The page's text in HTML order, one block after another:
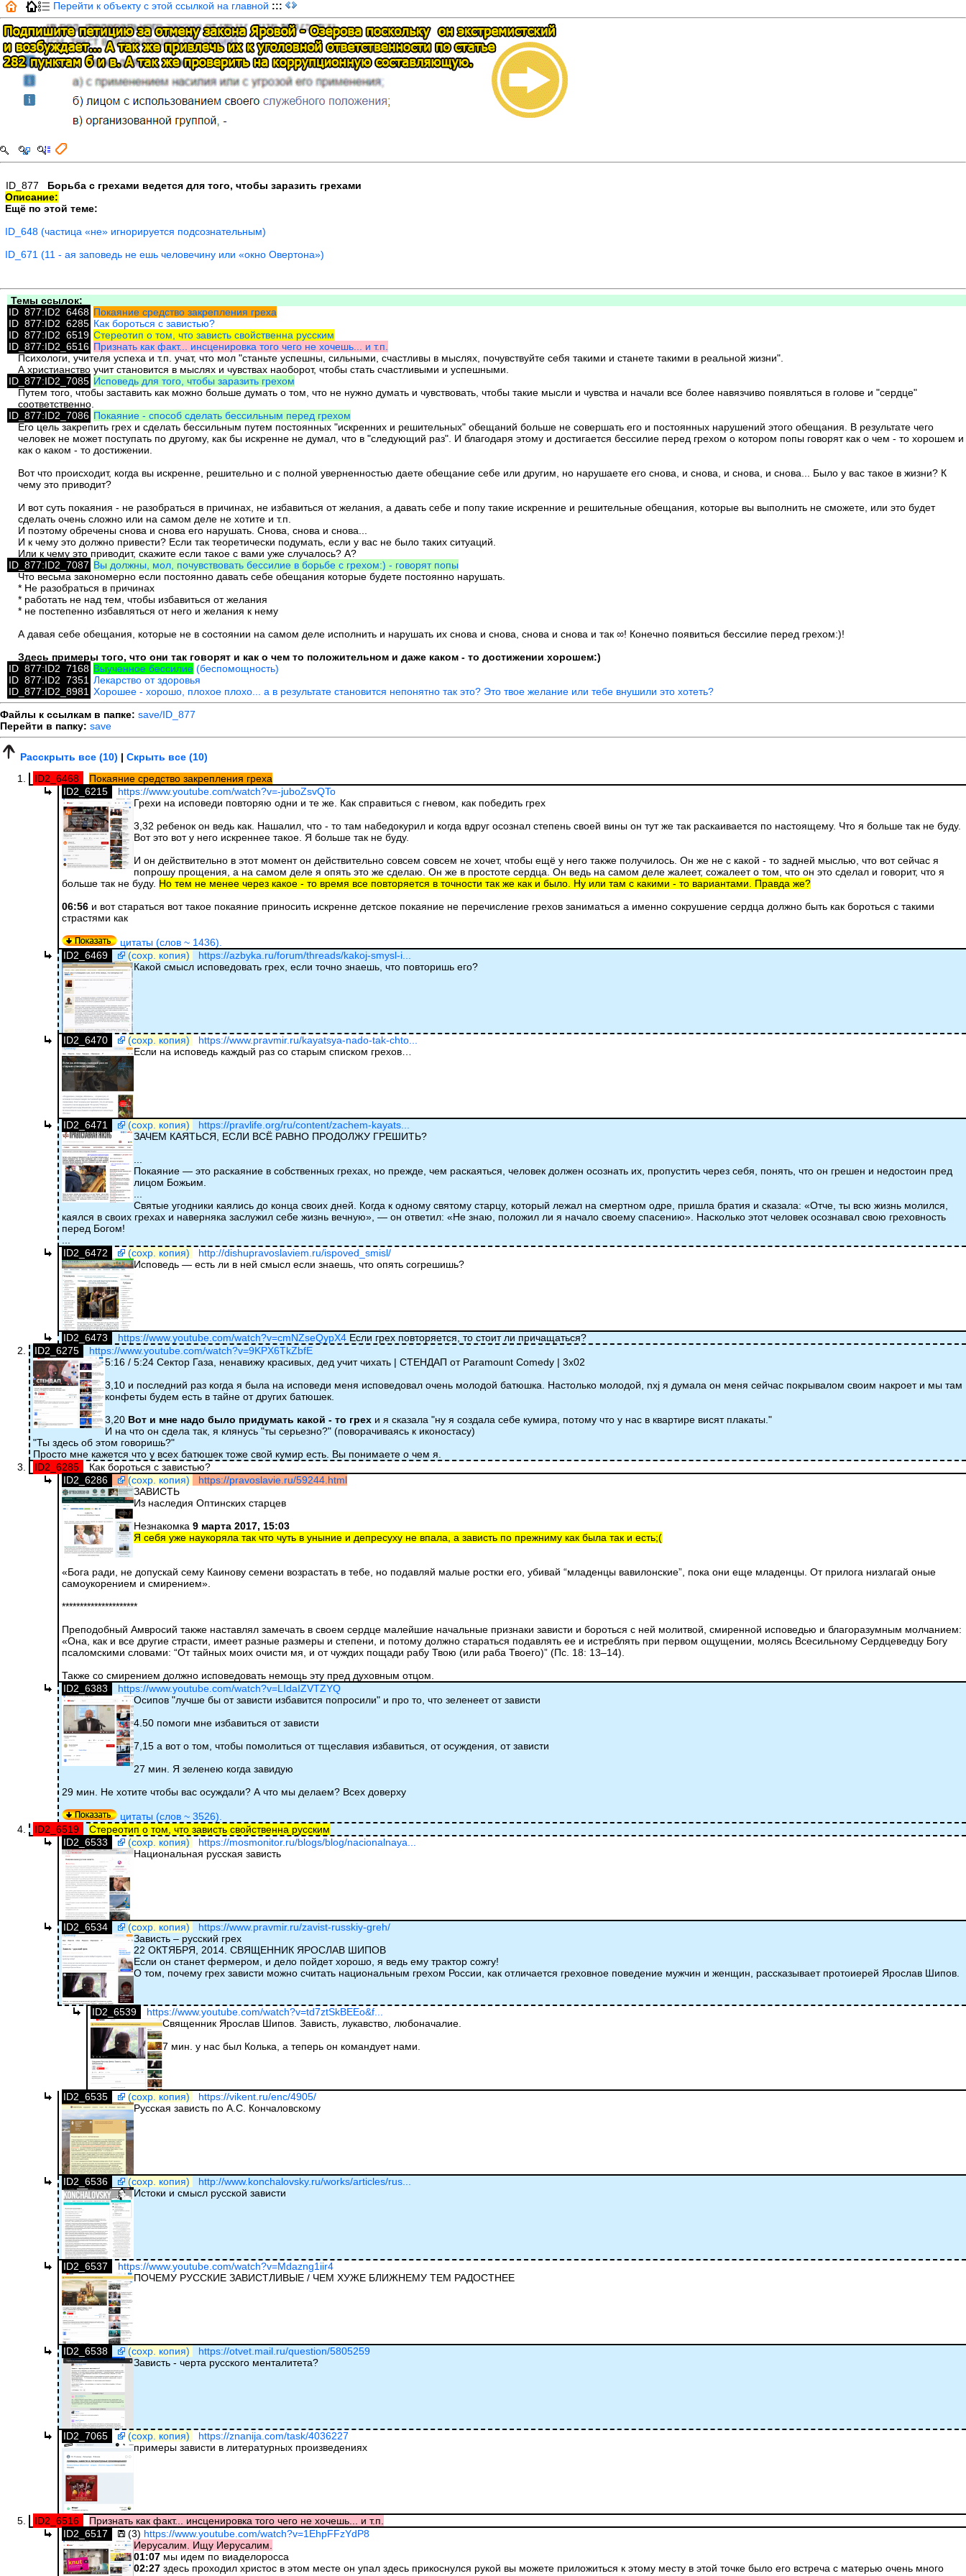
Перейти к объекту с этой ссылкой на главной :::
ID_877 Борьба с грехами ведется для того, чтобы заразить грехами
Описание:
Ещё по этой теме:
ID_648 (частица «не» игнорируется подсознательным)
ID_671 (11 - ая заповедь не ешь человечину или «окно Овертона»)
Темы ссылок:
ID_877:ID2_6468 Покаяние средство закрепления греха
ID_877:ID2_6285 Как бороться с завистью?
ID_877:ID2_6519 Стереотип о том, что зависть свойственна русским
ID_877:ID2_6516 Признать как факт... инсценировка того чего не хочешь... и т.п.
Психологи, учителя успеха и т.п. учат, что мол "станьте успешны, сильными, счастливы в мыслях, почувствуйте себя такими и станете такими в реальной жизни".
А христианство учит становится в мыслях и чувствах наоборот, чтобы стать счастливыми и успешными.
ID_877:ID2_7085 Исповедь для того, чтобы заразить грехом
Путем того, чтобы заставить как можно больше думать о том, что не нужно думать и чувствовать, чтобы такие мысли и чувства и начали все более навязчиво появляться в голове и "сердце"
соответственно.
ID_877:ID2_7086 Покаяние - способ сделать бессильным перед грехом
Его цель закрепить грех и сделать бессильным путем постоянных "искренних и решительных" обещаний больше не совершать его и постоянных нарушений этого обещания. В результате чего
человек не может поступать по другому, как бы искренне не думал, что в "следующий раз". И благодаря этому и достигается бессилие перед грехом о котором попы говорят как о чем - то хорошем и
как о каком - то достижении.
Вот что происходит, когда вы искренне, решительно и с полной уверненностью даете обещание себе или другим, но нарушаете его снова, и снова, и снова, и снова... Было у вас такое в жизни? К
чему это приводит?
И вот суть покаяния - не разобраться в причинах, не избавиться от желания, а давать себе и попу такие искренние и решительные обещания, которые вы выполнить не сможете, или это будет
сделать очень сложно или на самом деле не хотите и т.п.
И поэтому обречены снова и снова его нарушать. Снова, снова и снова...
И к чему это должно привести? Если так теоретически подумать, если у вас не было таких ситуаций.
Или к чему это приводит, скажите если такое с вами уже случалось? А?
ID_877:ID2_7087 Вы должны, мол, почувствовать бессилие в борьбе с грехом:) - говорят попы
Что весьма закономерно если постоянно давать себе обещания которые будете постоянно нарушать.
* Не разобраться в причинах
* работать не над тем, чтобы избавиться от желания
* не постепенно избавляться от него и желания к нему
А давая себе обещания, которые не в состоянии на самом деле исполнить и нарушать их снова и снова, снова и снова и так ∞! Конечно появиться бессилие перед грехом:)!
Здесь примеры того, что они так говорят и как о чем то положительном и даже каком - то достижении хорошем:)
ID_877:ID2_7168 Выученное бессилие (беспомощность)
ID_877:ID2_7351 Лекарство от здоровья
ID_877:ID2_8981 Хорошее - хорошо, плохое плохо... а в результате становится непонятно так это? Это твое желание или тебе внушили это хотеть?
Файлы к ссылкам в папке: save/ID_877
Перейти в папку: save
Расскрыть все (10) | Скрыть все (10)
ID2_6468
Покаяние средство закрепления греха
ID2_6215
https://www.youtube.com/watch?v=-juboZsvQTo
Грехи на исповеди повторяю одни и те же. Как справиться с гневом, как победить грех
3,32 ребенок он ведь как. Нашалил, что - то там набедокурил и когда вдруг осознал степень своей вины он тут же так раскаивается по настоящему. Что я больше так не буду.
Вот это вот у него искреннее такое. Я больше так не буду.
И он действительно в этот момент он действительно совсем совсем не хочет, чтобы ещё у него также получилось. Он же не с какой - то задней мыслью, что вот сейчас я
попрошу прощения, а на самом деле я опять это же сделаю. Он же в простоте сердца. Он ведь на самом деле жалеет, сожалеет о том, что он это сделал и говорит, что я
больше так не буду. Но тем не менее через какое - то время все повторяется в точности так же как и было. Ну или там с какими - то вариантами. Правда же?
06:56 и вот стараться вот такое покаяние приносить искренне детское покаяние не перечисление грехов заниматься а именно сокрушение сердца должно быть как бороться с такими
страстями как
цитаты (слов ~ 1436).
ID2_6469
(сохр. копия)
https://azbyka.ru/forum/threads/kakoj-smysl-i...
Какой смысл исповедовать грех, если точно знаешь, что повторишь его?
ID2_6470 (сохр. копия)
https://www.pravmir.ru/kayatsya-nado-tak-chto...
Если на исповедь каждый раз со старым списком грехов…
ID2_6471 (сохр. копия)
https://pravlife.org/ru/content/zachem-kayats...
ЗАЧЕМ КАЯТЬСЯ, ЕСЛИ ВСЁ РАВНО ПРОДОЛЖУ ГРЕШИТЬ?
...
Покаяние — это раскаяние в собственных грехах, но прежде, чем раскаяться, человек должен осознать их, пропустить через себя, понять, что он грешен и недостоин пред
лицом Божьим.
...
Святые угодники каялись до конца своих дней. Когда к одному святому старцу, который лежал на смертном одре, пришла братия и сказала: «Отче, ты всю жизнь молился,
каялся в своих грехах и наверняка заслужил себе жизнь вечную», — он ответил: «Не знаю, положил ли я начало своему спасению». Насколько этот человек осознавал свою греховность
перед Богом!
...
ID2_6472
(сохр. копия)
http://dishupravoslaviem.ru/ispoved_smisl/
Исповедь — есть ли в ней смысл если знаешь, что опять согрешишь?
ID2_6473 https://www.youtube.com/watch?v=cmNZseQypX4 Если грех повторяется, то стоит ли причащаться?
ID2_6275
https://www.youtube.com/watch?v=9KPX6TkZbfE
5:16 / 5:24 Сектор Газа, ненавижу красивых, дед учит чихать | СТЕНДАП от Paramount Comedy | 3х02
3,10 и последний раз когда я была на исповеди меня исповедовал очень молодой батюшка. Настолько молодой, nxj я думала он меня сейчас покрывалом своим накроет и мы там
конфеты будем есть в тайне от других батюшек.
3,20 Вот и мне надо было придумать какой - то грех и я сказала "ну я создала себе кумира, потому что у нас в квартире висят плакаты."
И на что он сдела так, я клянусь "ты серьезно?" (поворачиваясь к иконостасу)
"Ты здесь об этом говоришь?"
Просто мне кажется что у всех батюшек тоже свой кумир есть. Вы понимаете о чем я.
ID2_6285
Как бороться с завистью?
ID2_6286
(сохр. копия)
https://pravoslavie.ru/59244.html
ЗАВИСТЬ
Из наследия Оптинских старцев
Незнакомка 9 марта 2017, 15:03
Я себя уже наукоряла так что чуть в уныние и депресуху не впала, а зависть по прежниму как была так и есть;(
«Бога ради, не допускай сему Каинову семени возрастать в тебе, но подавляй малые ростки его, убивай “младенцы вавилонские”, пока они еще младенцы. От прилога низлагай оные
самоукорением и смирением».
*********************
Преподобный Амвросий также наставлял замечать в своем сердце малейшие начальные признаки зависти и бороться с ней молитвой, смиренной исповедью и благоразумным молчанием:
«Она, как и все другие страсти, имеет разные размеры и степени, и потому должно стараться подавлять ее и истреблять при первом ощущении, молясь Всесильному Сердцеведцу Богу
псаломскими словами: “От тайных моих очисти мя, и от чуждих пощади рабу Твою (или раба Твоего)” (Пс. 18: 13–14).
Также со смирением должно исповедовать немощь эту пред духовным отцом.
ID2_6383
https://www.youtube.com/watch?v=LIdaIZVTZYQ
Осипов "лучше бы от зависти избавится попросили" и про то, что зеленеет от зависти
4.50 помоги мне избавиться от зависти
7,15 а вот о том, чтобы помолиться от тщеславия избавиться, от осуждения, от зависти
27 мин. Я зеленею когда завидую
29 мин. Не хотите чтобы вас осуждали? А что мы делаем? Всех доверху
цитаты (слов ~ 3526).
ID2_6519
Стереотип о том, что зависть свойственна русским
ID2_6533
(сохр. копия)
https://mosmonitor.ru/blogs/blog/nacionalnaya...
Национальная русская зависть
ID2_6534 (сохр. копия)
https://www.pravmir.ru/zavist-russkiy-greh/
Зависть – русский грех
22 ОКТЯБРЯ, 2014. СВЯЩЕННИК ЯРОСЛАВ ШИПОВ
Если он станет фермером, и дело пойдет хорошо, я ведь ему трактор сожгу!
О том, почему грех зависти можно считать национальным грехом России, как отличается греховное поведение мужчин и женщин, рассказывает протоиерей Ярослав Шипов.
ID2_6539
https://www.youtube.com/watch?v=td7ztSkBEEo&f...
Священник Ярослав Шипов. Зависть, лукавство, любоначалие.
7 мин. у нас был Колька, а теперь он командует нами.
ID2_6535 (сохр. копия)
https://vikent.ru/enc/4905/
Русская зависть по А.С. Кончаловскому
ID2_6536 (сохр. копия)
http://www.konchalovsky.ru/works/articles/rus...
Истоки и смысл русской зависти
ID2_6537
https://www.youtube.com/watch?v=Mdazng1iir4
ПОЧЕМУ РУССКИЕ ЗАВИСТЛИВЫЕ / ЧЕМ ХУЖЕ БЛИЖНЕМУ ТЕМ РАДОСТНЕЕ
ID2_6538 (сохр. копия)
https://otvet.mail.ru/question/5805259
Зависть - черта русского менталитета?
ID2_7065 (сохр. копия)
https://znanija.com/task/4036227
примеры зависти в литературных произведениях
ID2_6516
Признать как факт... инсценировка того чего не хочешь... и т.п.
ID2_6517
(3) https://www.youtube.com/watch?v=1EhpFFzYdP8
Иерусалим. Ищу Иерусалим.
01:07 мы идем по виаделоросса
02:27 здесь проходил христос в этом месте он упал здесь прикоснулся рукой вы можете приложиться к этому месту в этой точке было его встреча с матерью очень много